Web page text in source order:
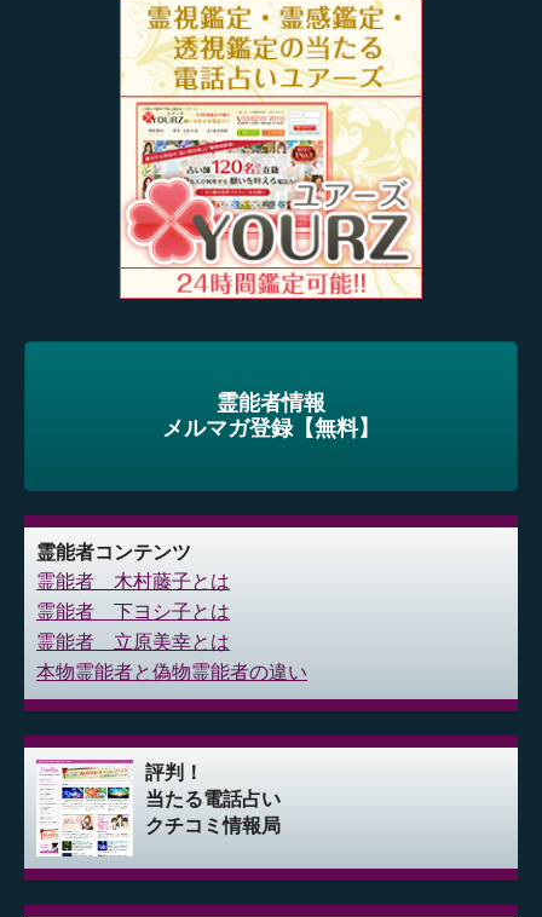
霊能者情報
メルマガ登録【無料】
霊能者コンテンツ
霊能者 木村藤子とは
霊能者 下ヨシ子とは
霊能者 立原美幸とは
本物霊能者と偽物霊能者の違い
評判！
当たる電話占い
クチコミ情報局